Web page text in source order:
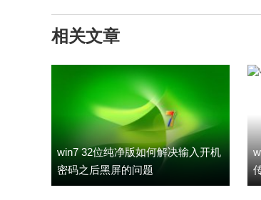
相关文章
win7 32位纯净版如何解决输入开机
密码之后黑屏的问题